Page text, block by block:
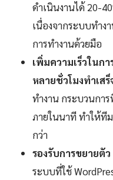
ดำเนินงานได้ 20-
เนื่องจากระบบทำ
การทำงานด้วยมือ
เพิ่มความเร็วในก
หลายชั่วโมงทำเส
ทำงาน กระบวนการ
ภายในนาที ทำให้ที
กว่า
รองรับการขยายตั
ระบบที่ใช้